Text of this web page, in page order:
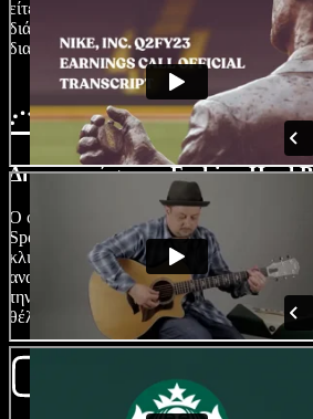
είτε σε Android συσκευή. Το Speechify
διάφορες μορφές, διασφαλίζοντας τη
διαφορετικές πηγές. Απλά πατήστε
Δημιουργήστε το Fashion Haul
Ο φιλικός προς αρχάριους δημιουργός
Speechify Studio επιτρέπει στους
κλιπ από ψώνια, να δημιουργούν
αναδεικνύουν το προσωπικό τους στυλ με
την αγαπημένη πλατφόρμα για influencers
θέλουν να μοιραστούν τις fashion